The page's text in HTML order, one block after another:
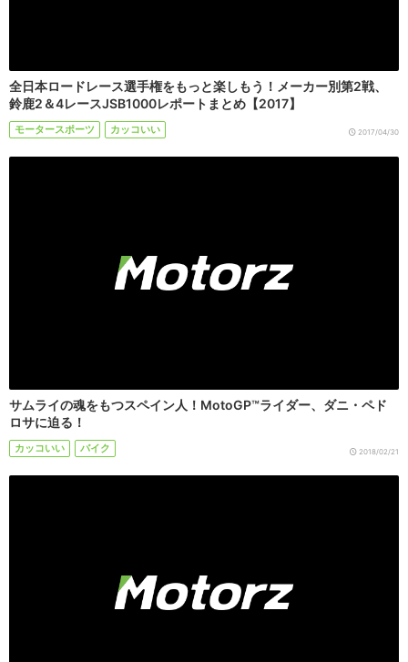
全日本ロードレース選手権をもっと楽しもう！メーカー別第2戦、
鈴鹿2＆4レースJSB1000レポートまとめ【2017】
モータースポーツ カッコいい 2017/04/30
サムライの魂をもつスペイン人！MotoGP™ライダー、ダニ・ペド
ロサに迫る！
カッコいい バイク 2018/02/21